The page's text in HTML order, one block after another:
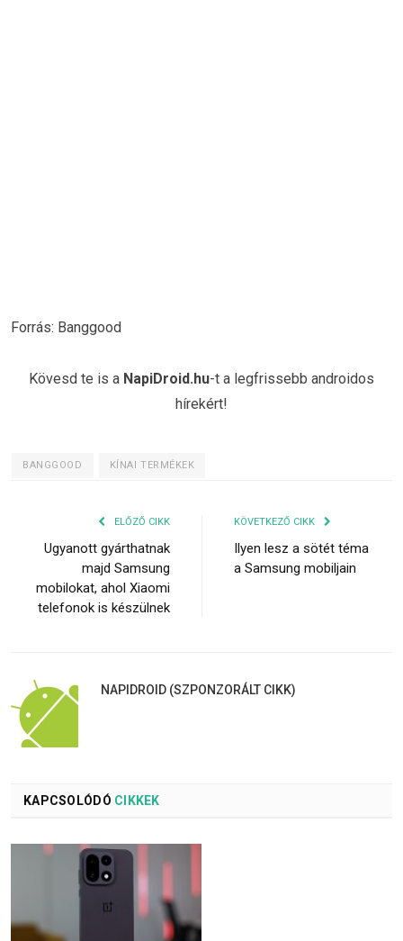
Forrás: Banggood
Kövesd te is a NapiDroid.hu-t a legfrissebb androidos
hírekért!
BANGGOOD KÍNAI TERMÉKEK
ELŐZŐ CIKK
Ugyanott gyárthatnak
majd Samsung
mobilokat, ahol Xiaomi
telefonok is készülnek
KÖVETKEZŐ CIKK
Ilyen lesz a sötét téma
a Samsung mobiljain
NAPIDROID (SZPONZORÁLT CIKK)
KAPCSOLÓDÓ CIKKEK